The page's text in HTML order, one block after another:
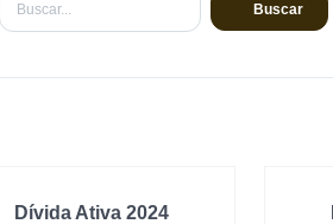
Buscar
Dívida Ativa 2024